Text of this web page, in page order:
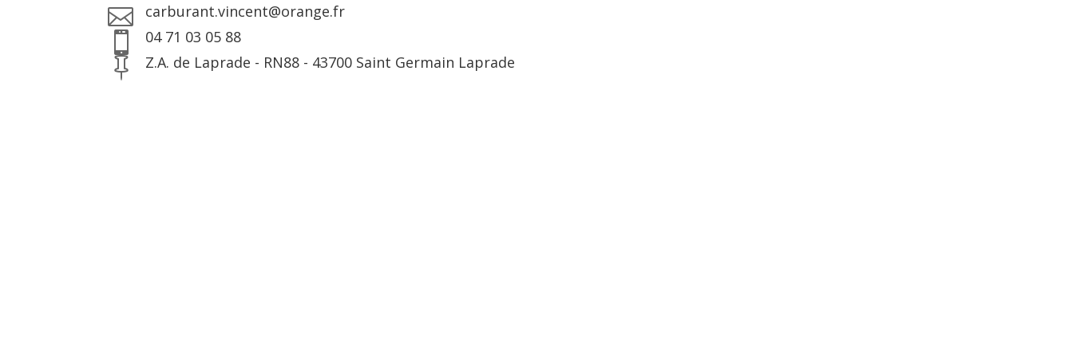
 carburant.vincent@orange.fr
 04 71 03 05 88
 Z.A. de Laprade - RN88 - 43700 Saint Germain Laprade